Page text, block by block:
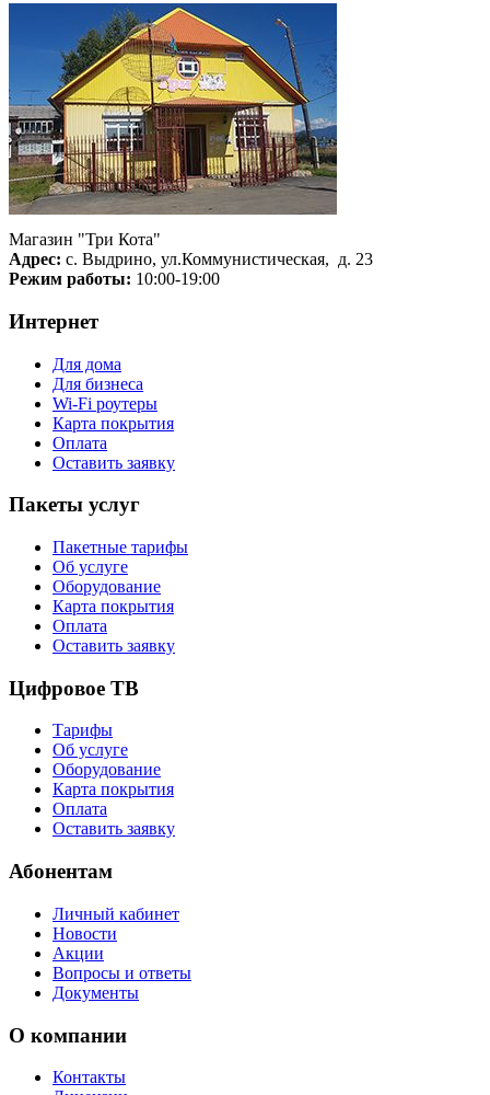
Магазин "Три Кота"
Адрес: с. Выдрино, ул.Коммунистическая, д. 23
Режим работы: 10:00-19:00
Интернет
Для дома
Для бизнеса
Wi-Fi роутеры
Карта покрытия
Оплата
Оставить заявку
Пакеты услуг
Пакетные тарифы
Об услуге
Оборудование
Карта покрытия
Оплата
Оставить заявку
Цифровое ТВ
Тарифы
Об услуге
Оборудование
Карта покрытия
Оплата
Оставить заявку
Абонентам
Личный кабинет
Новости
Акции
Вопросы и ответы
Документы
О компании
Контакты